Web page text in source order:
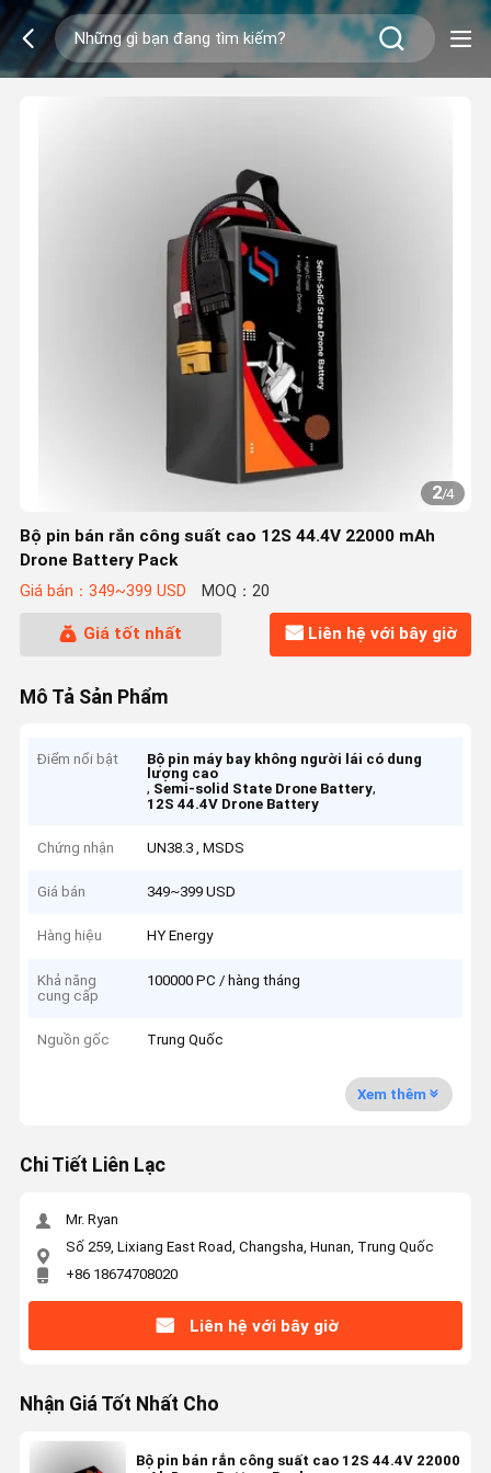
2/4
Bộ pin bán rắn công suất cao 12S 44.4V 22000 mAh
Drone Battery Pack
Giá bán：349~399 USD MOQ：20
Giá tốt nhất Liên hệ với bây giờ
Mô Tả Sản Phẩm
Điểm nổi bật
Bộ pin máy bay không người lái có dung
lượng cao
, Semi-solid State Drone Battery,
12S 44.4V Drone Battery
Chứng nhận UN38.3 , MSDS
Giá bán 349~399 USD
Hàng hiệu HY Energy
Khả năng
cung cấp
100000 PC / hàng tháng
Nguồn gốc Trung Quốc
Xem thêm
Chi Tiết Liên Lạc
Mr. Ryan
Số 259, Lixiang East Road, Changsha, Hunan, Trung Quốc
+86 18674708020
Liên hệ với bây giờ
Nhận Giá Tốt Nhất Cho
Bộ pin bán rắn công suất cao 12S 44.4V 22000